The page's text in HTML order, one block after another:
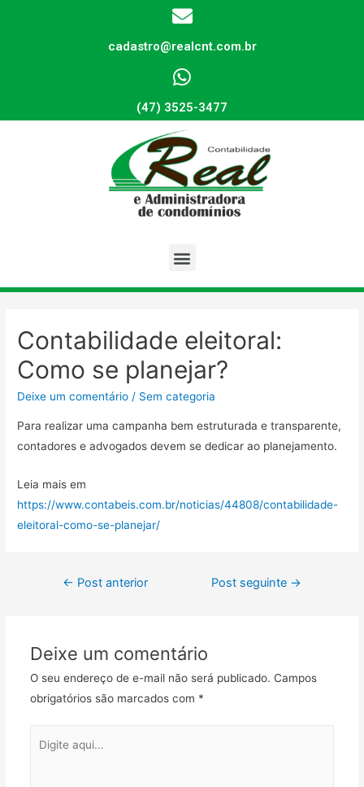
cadastro@realcnt.com.br
(47) 3525-3477
Contabilidade eleitoral:
Como se planejar?
Deixe um comentário / Sem categoria
Para realizar uma campanha bem estruturada e transparente,
contadores e advogados devem se dedicar ao planejamento.
Leia mais em
https://www.contabeis.com.br/noticias/44808/contabilidade-
eleitoral-como-se-planejar/
← Post anterior Post seguinte →
Deixe um comentário
O seu endereço de e-mail não será publicado. Campos
obrigatórios são marcados com *